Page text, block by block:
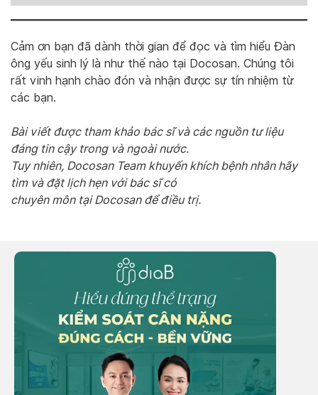
Cảm ơn bạn đã dành thời gian để đọc và tìm hiểu Đàn
ông yếu sinh lý là như thế nào tại Docosan. Chúng tôi
rất vinh hạnh chào đón và nhận được sự tín nhiệm từ
các bạn.
Bài viết được tham khảo bác sĩ và các nguồn tư liệu
đáng tin cậy trong và ngoài nước.
Tuy nhiên, Docosan Team khuyến khích bệnh nhân hãy
tìm và đặt lịch hẹn với bác sĩ có
chuyên môn tại Docosan để điều trị.